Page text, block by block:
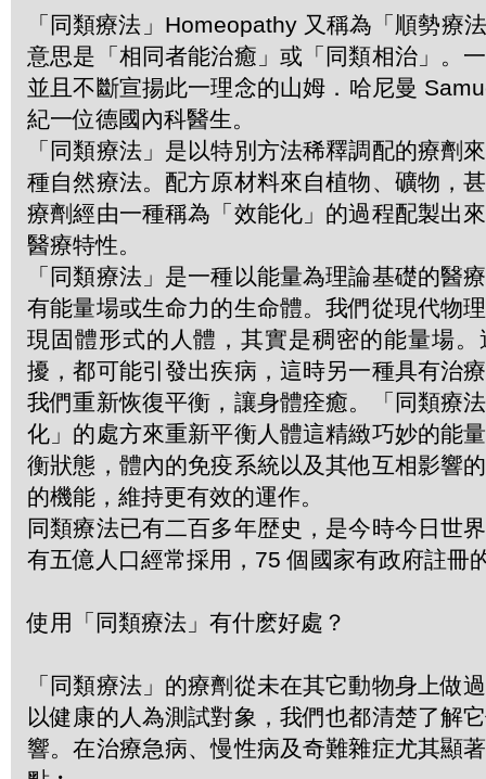
「同類療法」Homeopathy 又稱為「順勢療
意思是「相同者能治癒」或「同類相治」。
並且不斷宣揚此一理念的山姆．哈尼曼
紀一位德國內科醫生。
「同類療法」是以特別方法稀釋調配的療劑
種自然療法。配方原材料來自植物、礦物，
療劑經由一種稱為「效能化」的過程配製出
醫療特性。
「同類療法」是一種以能量為理論基礎的醫
有能量場或生命力的生命體。我們從現代物
現固體形式的人體，其實是稠密的能量場
擾，都可能引發出疾病，這時另一種具有治
我們重新恢復平衡，讓身體痊癒。「同類療
化」的處方來重新平衡人體這精緻巧妙的能
衡狀態，體內的免疫系統以及其他互相影響
的機能，維持更有效的運作。
同類療法已有二百多年歴史，是今時今日世
有五億人口經常採用，75 個國家有政府註冊
使用「同類療法」有什麽好處？
「同類療法」的療劑從未在其它動物身上做
以健康的人為測試對象，我們也都清楚了解
響。在治療急病、慢性病及奇難雜症尤其顯